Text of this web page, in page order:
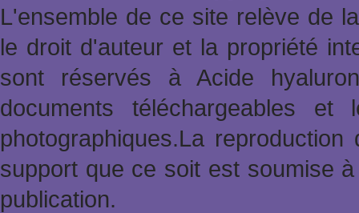
L'ensemble de ce site relève de
le droit d'auteur et la propriété
sont réservés à Acide
documents téléchargeables et
photographiques.La
support que ce soit est soumise
publication.